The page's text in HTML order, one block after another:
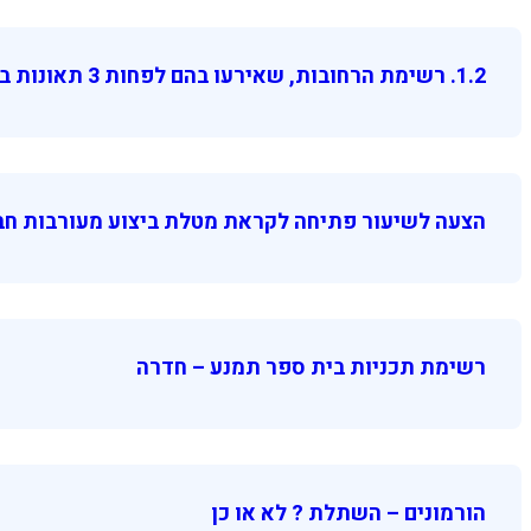
1.2. רשימת הרחובות, שאירעו בהם לפחות 3 תאונות בשנת 2013 …
הצעה לשיעור פתיחה לקראת מטלת ביצוע מעורבות
רשימת תכניות בית ספר תמנע – חדרה
הורמונים – השתלת ? לא או כן